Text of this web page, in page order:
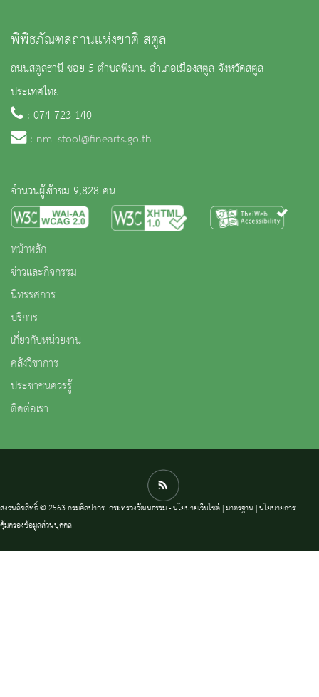
พิพิธภัณฑสถานแห่งชาติ สตูล
ถนนสตูลธานี ซอย 5 ตำบลพิมาน อำเภอเมืองสตูล จังหวัดสตูล
ประเทศไทย
: 074 723 140
: nm_stool@finearts.go.th
จำนวนผู้เข้าชม 9,828 คน
หน้าหลัก
ข่าวและกิจกรรม
นิทรรศการ
บริการ
เกี่ยวกับหน่วยงาน
คลังวิชาการ
ประชาชนควรรู้
ติดต่อเรา
สงวนลิขสิทธิ์ © 2563 กรมศิลปากร. กระทรวงวัฒนธรรม -นโยบายเว็บไซต์|มาตรฐาน |นโยบายการ
คุ้มครองข้อมูลส่วนบุคคล